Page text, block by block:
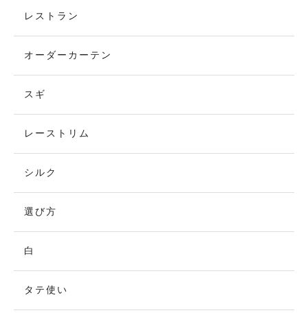
レストラン
オーダーカーテン
スギ
レーストリム
シルク
選び方
白
タテ使い